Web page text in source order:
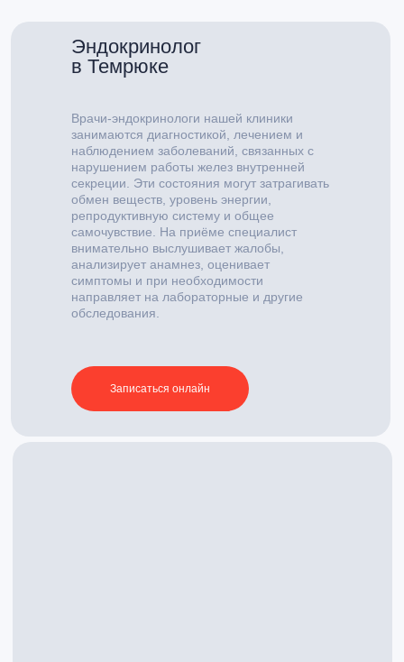
Врачи-эндокринологи нашей клиники
занимаются диагностикой, лечением и
наблюдением заболеваний, связанных с
нарушением работы желез внутренней
секреции. Эти состояния могут затрагивать
обмен веществ, уровень энергии,
репродуктивную систему и общее
самочувствие. На приёме специалист
внимательно выслушивает жалобы,
анализирует анамнез, оценивает
симптомы и при необходимости
направляет на лабораторные и другие
обследования.
Эндокринолог
в Темрюке
Записаться онлайн